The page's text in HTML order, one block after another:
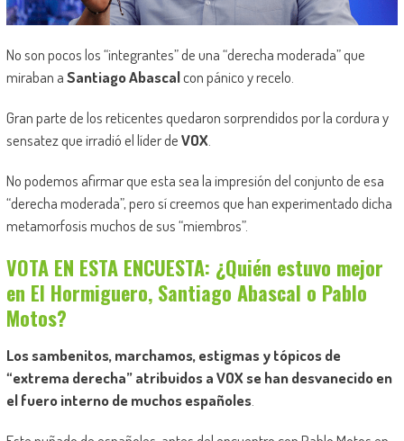
No son pocos los “integrantes” de una “derecha moderada” que
miraban aSantiago Abascalcon pánico y recelo.
Gran parte de los reticentes quedaron sorprendidos por la cordura y
sensatez que irradió el líder deVOX
No podemos afirmar que esta sea la impresión del conjunto de esa
“derecha moderada”, pero sí creemos que han experimentado dicha
metamorfosis muchos de sus “miembros”.
VOTA EN ESTA ENCUESTA: ¿Quién estuvo mejor
en El Hormiguero, Santiago Abascal o Pablo
Motos?
Los sambenitos, marchamos, estigmas y tópicos de
“extrema derecha” atribuidos a VOX se han desvanecido en
el fuero interno de muchos españoles.